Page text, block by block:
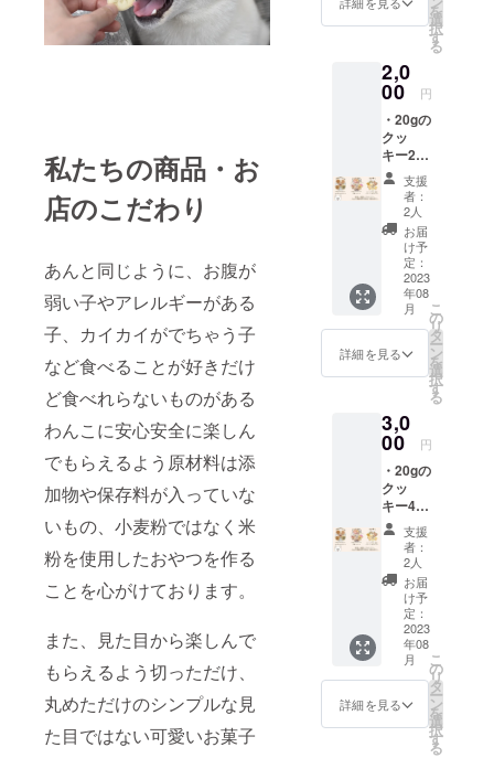
私たちの商品・お
店のこだわり
あんと同じように、お腹が
弱い子やアレルギーがある
子、カイカイがでちゃう子
など食べることが好きだけ
ど食べれらないものがある
わんこに安心安全に楽しん
でもらえるよう原材料は添
加物や保存料が入っていな
いもの、小麦粉ではなく米
粉を使用したおやつを作る
ことを心がけております。
また、見た目から楽しんで
もらえるよう切っただけ、
丸めただけのシンプルな見
た目ではない可愛いお菓子
ます。
商品開
は必ず
お届け
のリ
ターン
に貼付
された
ラベル
や注意
書きを
ご確認
くださ
い。
を
選
択
す
る
2,0
00 円
・20gの
クッ
キー2個
(全11種
より味
ランダ
ム) ・
PAWマ
ドレー
ヌ2個
(全6種
より味
ランダ
ム) 原材
料の食
品表示
け商品
のラベ
ルに表
記され
ます。
商品開
封前に
は必ず
お届け
のリ
ターン
に貼付
された
ラベル
や注意
書きを
ご確認
支援
者：
2人
お届
け予
定：
2023
年08
月
詳細を見る
こ
の
リ
タ
ー
ン
を
選
択
す
る
3,0
00 円
・20gの
クッ
キー4個
(全11種
より味
ランダ
ム) ・
PAWマ
ドレー
ヌ2個
(全6種
より味
ランダ
ム) 原材
料の食
品表示
支援
者：
2人
お届
け予
定：
2023
年08
月
詳細を見る
こ
の
リ
タ
ー
ン
を
選
択
す
る